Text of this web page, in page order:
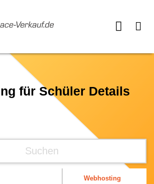
für Schüler Details
Webhosting